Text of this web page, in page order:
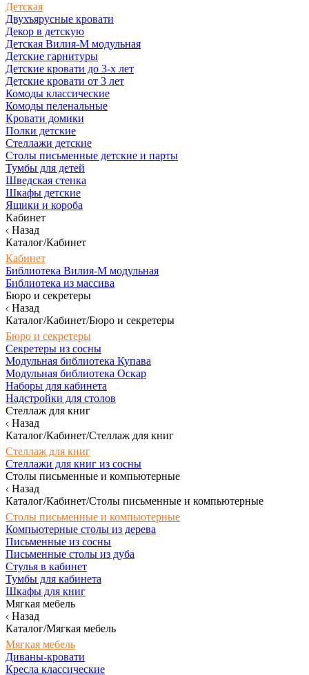
Детская
Двухъярусные кровати
Декор в детскую
Детская Вилия-М модульная
Детские гарнитуры
Детские кровати до 3-х лет
Детские кровати от 3 лет
Комоды классические
Комоды пеленальные
Кровати домики
Полки детские
Стеллажи детские
Столы письменные детские и парты
Тумбы для детей
Шведская стенка
Шкафы детские
Ящики и короба
Кабинет
Назад
Каталог/Кабинет
Кабинет
Библиотека Вилия-М модульная
Библиотека из массива
Бюро и секретеры
Назад
Каталог/Кабинет/Бюро и секретеры
Бюро и секретеры
Секретеры из сосны
Модульная библиотека Купава
Модульная библиотека Оскар
Наборы для кабинета
Надстройки для столов
Стеллаж для книг
Назад
Каталог/Кабинет/Стеллаж для книг
Стеллаж для книг
Стеллажи для книг из сосны
Столы письменные и компьютерные
Назад
Каталог/Кабинет/Столы письменные и компьютерные
Столы письменные и компьютерные
Компьютерные столы из дерева
Письменные из сосны
Письменные столы из дуба
Стулья в кабинет
Тумбы для кабинета
Шкафы для книг
Мягкая мебель
Назад
Каталог/Мягкая мебель
Мягкая мебель
Диваны-кровати
Кресла классические